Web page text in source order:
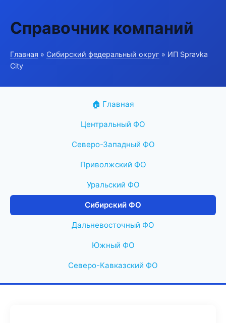
Справочник компаний
Главная » Сибирский федеральный округ » ИП Spravka
City
🏠 Главная
Центральный ФО
Северо-Западный ФО
Приволжский ФО
Уральский ФО
Сибирский ФО
Дальневосточный ФО
Южный ФО
Северо-Кавказский ФО